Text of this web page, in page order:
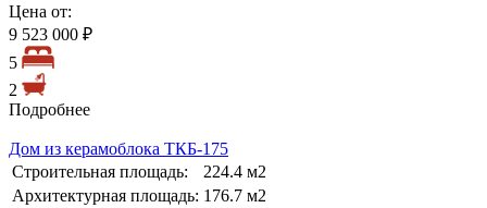
Цена от:
9 523 000 ₽
5
2
Подробнее
Дом из керамоблока ТКБ-175
Строительная площадь:
224.4 м2
Архитектурная площадь: 176.7 м2